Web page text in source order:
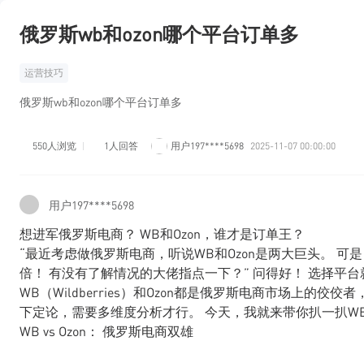
俄罗斯wb和ozon哪个平台订单多
运营技巧
俄罗斯wb和ozon哪个平台订单多
550人浏览 1人回答 用户197****5698 2025-11-07 00:00:00
用户197****5698
想进军俄罗斯电商？ WB和Ozon，谁才是订单王？
“最近考虑做俄罗斯电商，听说WB和Ozon是两大巨头。 可
倍！ 有没有了解情况的大佬指点一下？” 问得好！ 选择平
WB（Wildberries）和Ozon都是俄罗斯电商市场上的佼佼
下定论，需要多维度分析才行。 今天，我就来带你扒一扒
WB vs Ozon： 俄罗斯电商双雄